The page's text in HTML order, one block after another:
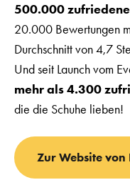
500.000
20.000 Bewertungen
Durchschnitt von 4,7
Und seit Launch vom
mehr als 4.300
die die Schuhe lieben!
Zur Website